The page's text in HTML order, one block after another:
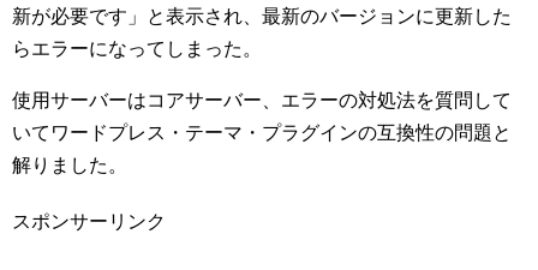
新が必要です」と表示され、最新のバージョンに更新した
らエラーになってしまった。
使用サーバーはコアサーバー、エラーの対処法を質問して
いてワードプレス・テーマ・プラグインの互換性の問題と
解りました。
スポンサーリンク